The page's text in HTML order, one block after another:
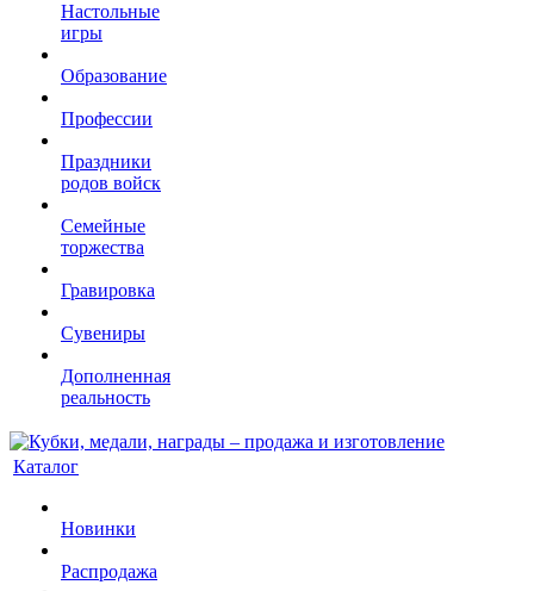
Настольные
игры
Образование
Профессии
Праздники
родов войск
Семейные
торжества
Гравировка
Сувениры
Дополненная
реальность
Каталог
Новинки
Распродажа